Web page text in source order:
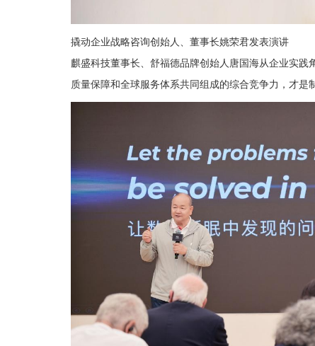
撬动企业战略咨询创始人、董事长姚荣君发表演讲
麒盛科技董事长、舒福德品牌创始人唐国海从企业实
质量保障和全球服务体系共同组成的综合竞争力，才是